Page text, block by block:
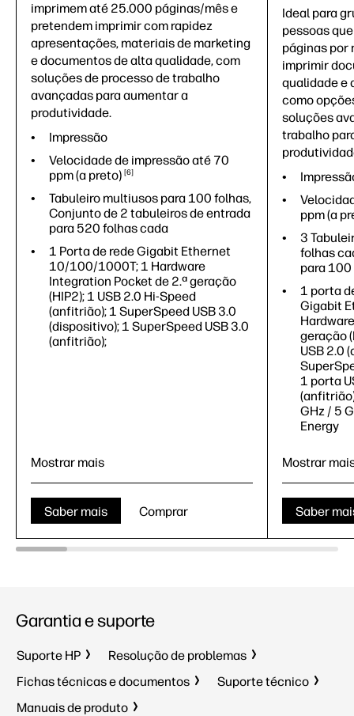
imprimem até 25.000 páginas/mês e
pretendem imprimir com rapidez
apresentações, materiais de marketing
e documentos de alta qualidade, com
soluções de processo de trabalho
avançadas para aumentar a
produtividade.
Impressão
Velocidade de impressão até 70
ppm (a preto) 6
Tabuleiro multiusos para 100 folhas,
Conjunto de 2 tabuleiros de entrada
para 520 folhas cada
1 Porta de rede Gigabit Ethernet
10/100/1000T; 1 Hardware
Integration Pocket de 2.ª geração
(HIP2); 1 USB 2.0 Hi-Speed
(anfitrião); 1 SuperSpeed USB 3.0
(dispositivo); 1 SuperSpeed USB 3.0
(anfitrião);
ppm (a
Tabuleiro multiusos para 100 folhas,
Conjunto de 2 tabuleiros de entrada
para 520 folhas cada
1 Porta de rede Gigabit Ethernet
10/100/1000T; 1 Hardware
Mostrar mais
Saber mais Comprar
Ideal para
pessoas
páginas por
imprimir
qualidade e
como
soluções
trabalho
ppm (a
3
folhas
para
1 porta
Gigabit
geração
USB 2.0
1 porta
GHz / 5
Energy
Mostrar
Saber
Garantia e suporte
Suporte HP
Resolução de problemas
Fichas técnicas e documentos
Suporte técnico
Manuais de produto